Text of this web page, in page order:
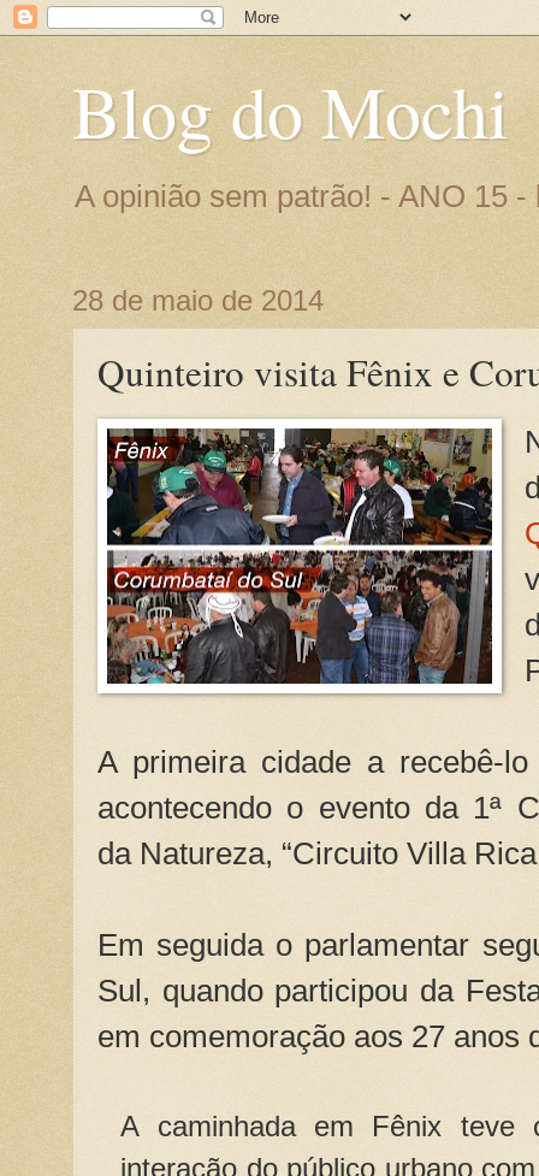
Blog do Mochi
A opinião sem patrão! - ANO 15
28 de maio de 2014
Quinteiro visita Fênix e
A primeira cidade a recebê-
acontecendo o evento da 1ª
da Natureza, “Circuito Villa
Em seguida o parlamentar
Sul, quando participou da
em comemoração aos 27 anos
A caminhada em Fênix teve
interação do público urbano